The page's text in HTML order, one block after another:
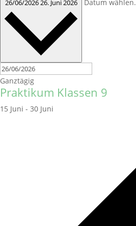
26/06/202626. Juni 2026 Datum wählen.
Ganztägig
Praktikum Klassen 9
15 Juni - 30 Juni